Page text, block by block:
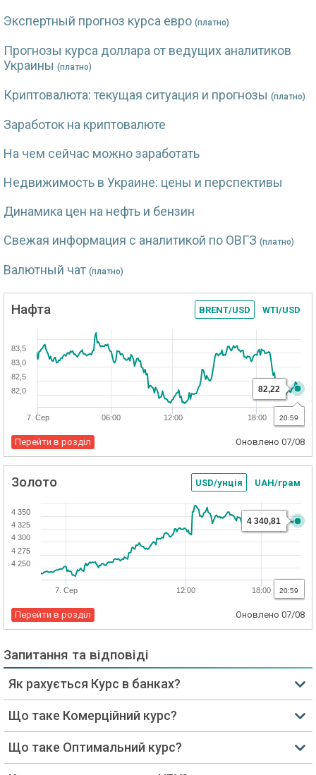
Экспертный прогноз курса евро (платно)
Прогнозы курса доллара от ведущих аналитиков
Украины (платно)
Криптовалюта: текущая ситуация и прогнозы (платно)
Заработок на криптовалюте
На чем сейчас можно заработать
Недвижимость в Украине: цены и перспективы
Динамика цен на нефть и бензин
Свежая информация с аналитикой по ОВГЗ (платно)
Валютный чат (платно)
Нафта BRENT/USD WTI/USD
7. Сер 12:00
06:00 18:00
82,0
82,5
83,0
83,5
20:59
82,22
Перейти в розділ Оновлено 07/08
Золото USD/унція UAH/грам
7. Сер 12:00 18:00
4 250
4 275
4 300
4 325
4 350
20:59
4 340,81
Перейти в розділ Оновлено 07/08
Запитання та відповіді
Як рахується Курс в банках?
Що таке Комерційний курс?
Що таке Оптимальний курс?